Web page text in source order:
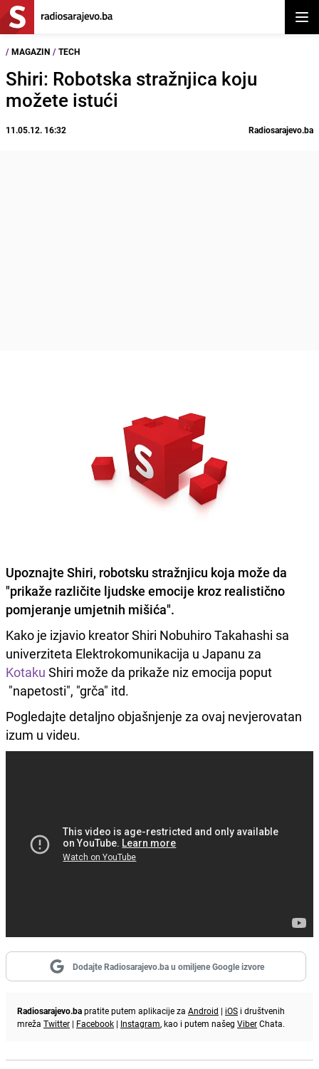
/ MAGAZIN / TECH
Shiri: Robotska stražnjica koju
možete istući
11.05.12. 16:32 Radiosarajevo.ba
Upoznajte Shiri, robotsku stražnjicu koja može da
"prikaže različite ljudske emocije kroz realistično
pomjeranje umjetnih mišića".
Kako je izjavio kreator Shiri Nobuhiro Takahashi sa
univerziteta Elektrokomunikacija u Japanu za
Kotaku Shiri može da prikaže niz emocija poput
"napetosti", "grča" itd.
Pogledajte detaljno objašnjenje za ovaj nevjerovatan
izum u videu.
Dodajte Radiosarajevo.ba u omiljene Google izvore
Radiosarajevo.bapratite putem aplikacije za Android | iOS i društvenih
mreža Twitter | Facebook | Instagram, kao i putem našeg ViberChata.